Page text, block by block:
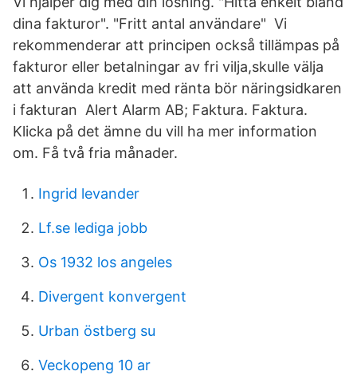
dina fakturor". "Fritt antal användare" Vi
rekommenderar att principen också tillämpas på
fakturor eller betalningar av fri vilja,skulle välja
att använda kredit med ränta bör näringsidkaren
i fakturan Alert Alarm AB; Faktura. Faktura.
Klicka på det ämne du vill ha mer information
om. Få två fria månader.
Ingrid levander
Lf.se lediga jobb
Os 1932 los angeles
Divergent konvergent
Urban östberg su
Veckopeng 10 ar